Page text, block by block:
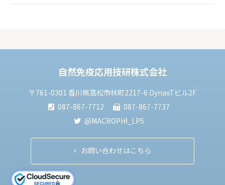
自然免疫応用技研株式会社
〒761-0301 香川県高松市林町2217-6 DynaxTビル2F
087-867-7712
087-867-7737
@MACROPHI_LPS
お問い合わせはこちら